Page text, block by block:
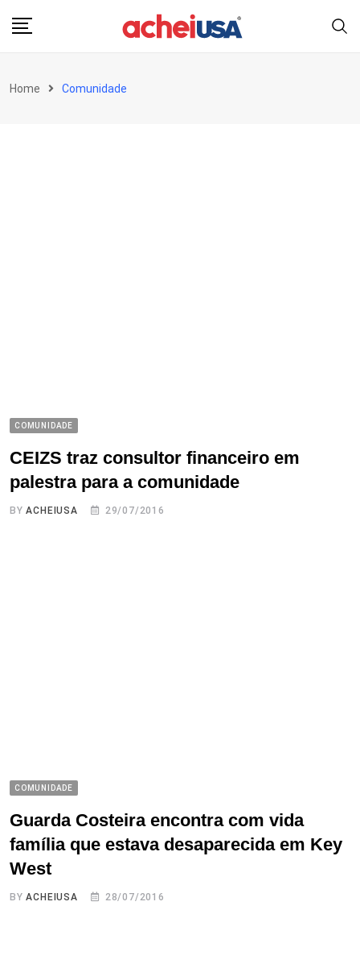
Home Comunidade
COMUNIDADE
CEIZS traz consultor financeiro em
palestra para a comunidade
BYACHEIUSA 29/07/2016
COMUNIDADE
Guarda Costeira encontra com vida
família que estava desaparecida em Key
West
BYACHEIUSA 28/07/2016